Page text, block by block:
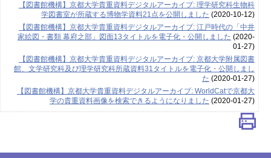
【図書館機構】京都大学貴重資料デジタルアーカイブ: 理学研究科生物科
学図書室が所蔵する博物学資料21点を公開しました (2020-10-12)
【図書館機構】京都大学貴重資料デジタルアーカイブ: 江戸時代の「中井
家絵図・書類 幕府之部」図面13タイトルを電子化・公開しました (2020-
01-27)
【図書館機構】京都大学貴重資料デジタルアーカイブ: 京都大学附属図書
館、文学研究科及び理学研究科所蔵資料31タイトルを電子化・公開しまし
た (2020-01-27)
【図書館機構】京都大学貴重資料デジタルアーカイブ: WorldCatで京都大
学の貴重資料画像を検索できるようになりました (2020-01-27)